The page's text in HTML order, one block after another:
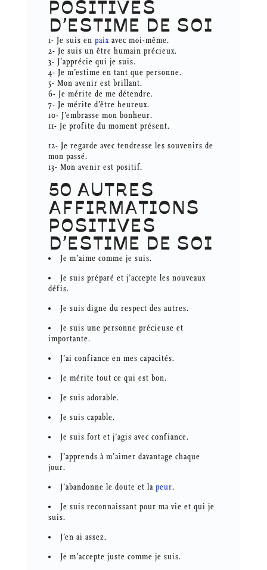
POSITIVES
D’ESTIME DE SOI
1- Je suis en paixavec moi-même.
2- Je suis un être humain précieux.
3- J’apprécie qui je suis.
4- Je m’estime en tant que personne.
5- Mon avenir est brillant.
6- Je mérite de me détendre.
7- Je mérite d’être heureux.
10- J’embrasse mon bonheur.
11- Je profite du moment présent.
12- Je regarde avec tendresse les souvenirs de
mon passé.
13- Mon avenir est positif.
50 AUTRES
AFFIRMATIONS
POSITIVES
D’ESTIME DE SOI
Je m’aime comme je suis.
Je suis préparé et j’accepte les nouveaux
défis.
Je suis digne du respect des autres.
Je suis une personne précieuse et
importante.
J’ai confiance en mes capacités.
Je mérite tout ce qui est bon.
Je suis adorable.
Je suis capable.
Je suis fort et j’agis avec confiance.
J’apprends à m’aimer davantage chaque
jour.
J’abandonne le doute et la peur.
Je suis reconnaissant pour ma vie et qui je
suis.
J’en ai assez.
Je m’accepte juste comme je suis.